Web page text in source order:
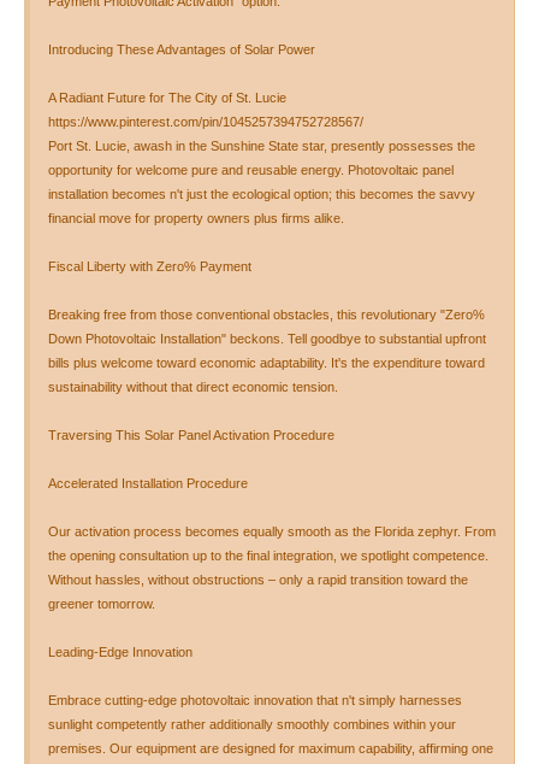
Introducing These Advantages of Solar Power
A Radiant Future for The City of St. Lucie
https://www.pinterest.com/pin/1045257394752728567/
Port St. Lucie, awash in the Sunshine State star, presently possesses the
opportunity for welcome pure and reusable energy. Photovoltaic panel
installation becomes n't just the ecological option; this becomes the savvy
financial move for property owners plus firms alike.
Fiscal Liberty with Zero% Payment
Breaking free from those conventional obstacles, this revolutionary "Zero%
Down Photovoltaic Installation" beckons. Tell goodbye to substantial upfront
bills plus welcome toward economic adaptability. It's the expenditure toward
sustainability without that direct economic tension.
Traversing This Solar Panel Activation Procedure
Accelerated Installation Procedure
Our activation process becomes equally smooth as the Florida zephyr. From
the opening consultation up to the final integration, we spotlight competence.
Without hassles, without obstructions – only a rapid transition toward the
greener tomorrow.
Leading-Edge Innovation
Embrace cutting-edge photovoltaic innovation that n't simply harnesses
sunlight competently rather additionally smoothly combines within your
premises. Our equipment are designed for maximum capability, affirming one